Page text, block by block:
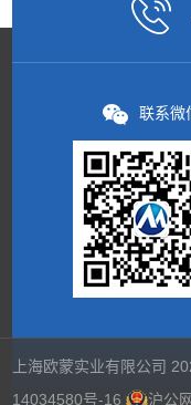
联系微
上海欧蒙实业有限公司
14034580号-16
沪公